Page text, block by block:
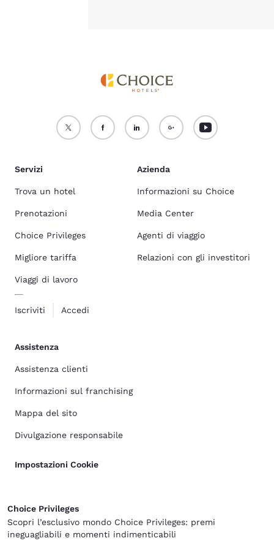
Servizi
Trova un hotel
Prenotazioni
Choice Privileges
Migliore tariffa
Viaggi di lavoro
Iscriviti Accedi
Azienda
Informazioni su Choice
Media Center
Agenti di viaggio
Relazioni con gli investitori
Assistenza
Assistenza clienti
Informazioni sul franchising
Mappa del sito
Divulgazione responsabile
Impostazioni Cookie
Choice Privileges
Scopri l’esclusivo mondo Choice Privileges: premi
ineguagliabili e momenti indimenticabili